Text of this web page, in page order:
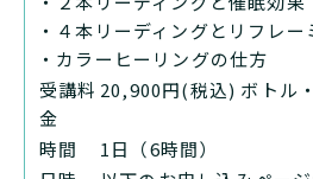
・４本リーディングとリフレー
・カラーヒーリングの仕方
受講料
金
20,900円(税込) ボトル
時間
1日（6時間）